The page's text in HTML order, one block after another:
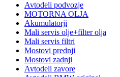
Avtodeli podvozje
MOTORNA OLJA
Akumulatorji
Mali servis olje+filter olja
Mali servis filtri
Mostovi prednji
Mostovi zadnji
Avtodeli zavore